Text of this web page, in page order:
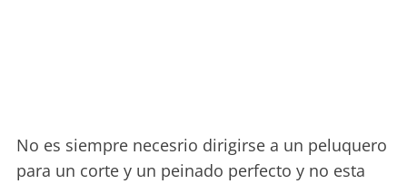
No es siempre necesrio dirigirse a un peluquero
para un corte y un peinado perfecto y no esta